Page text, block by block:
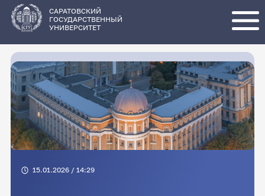
основному
содержанию
САРАТОВСКИЙ
ГОСУДАРСТВЕННЫЙ
УНИВЕРСИТЕТ
15.01.2026 / 14:29